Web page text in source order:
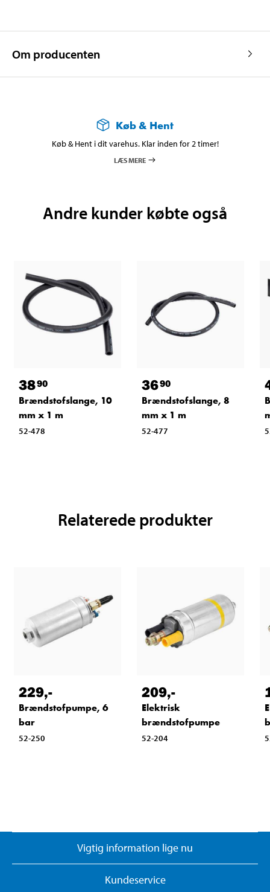
Om producenten
Køb & Hent
Køb & Hent i dit varehus. Klar inden for 2 timer!
LÆS MERE
Andre kunder købte også
3890
Brændstofslange, 10
mm x 1 m
52-478
3690
Brændstofslange, 8
mm x 1 m
52-477
Relaterede produkter
229,-
Brændstofpumpe, 6
bar
52-250
209,-
Elektrisk
brændstofpumpe
52-204
Vigtig information lige nu
Kundeservice